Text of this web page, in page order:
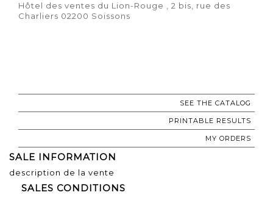
Hôtel des ventes du Lion-Rouge , 2 bis, rue des
Charliers 02200 Soissons
SEE THE CATALOG
PRINTABLE RESULTS
MY ORDERS
SALE INFORMATION
description de la vente
SALES CONDITIONS